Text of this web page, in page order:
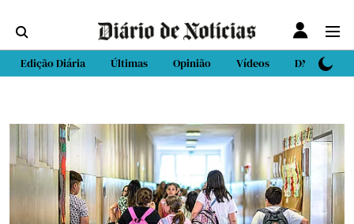
Edição Diária Últimas Opinião Vídeos DN Sport